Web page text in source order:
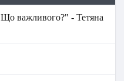
Що важливого?" - Тетяна